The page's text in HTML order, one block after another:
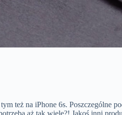
też na iPhone 6s. Poszczególne
aż tak wiele?! Jakoś inni